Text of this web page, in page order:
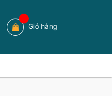
Giỏ hàng